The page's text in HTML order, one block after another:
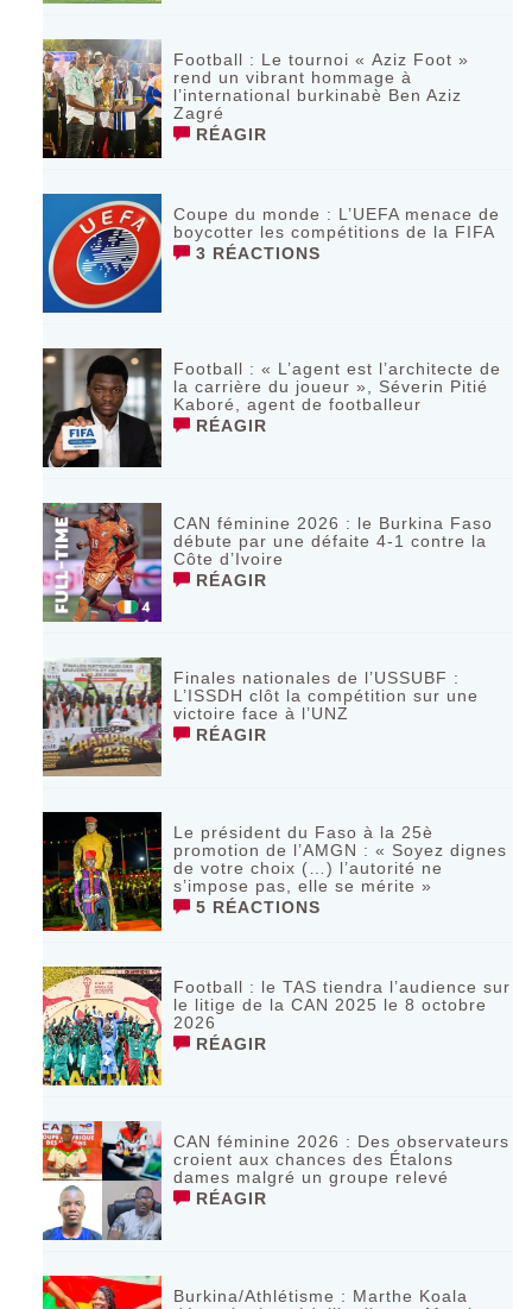
Football : Le tournoi « Aziz Foot »
rend un vibrant hommage à
l’international burkinabè Ben Aziz
Zagré
RÉAGIR
Coupe du monde : L’UEFA menace de
boycotter les compétitions de la FIFA
3 RÉACTIONS
Football : « L’agent est l’architecte de
la carrière du joueur », Séverin Pitié
Kaboré, agent de footballeur
RÉAGIR
CAN féminine 2026 : le Burkina Faso
débute par une défaite 4-1 contre la
Côte d’Ivoire
RÉAGIR
Finales nationales de l’USSUBF :
L’ISSDH clôt la compétition sur une
victoire face à l’UNZ
RÉAGIR
Le président du Faso à la 25è
promotion de l’AMGN : « Soyez dignes
de votre choix (…) l’autorité ne
s’impose pas, elle se mérite »
5 RÉACTIONS
Football : le TAS tiendra l’audience sur
le litige de la CAN 2025 le 8 octobre
2026
RÉAGIR
CAN féminine 2026 : Des observateurs
croient aux chances des Étalons
dames malgré un groupe relevé
RÉAGIR
Burkina/Athlétisme : Marthe Koala